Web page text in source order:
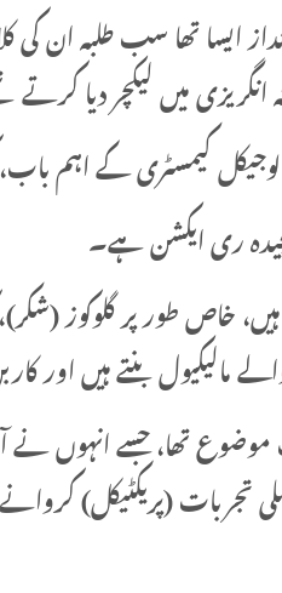
ایسا تھا سب طلبہ ان
میں لیکچر دیا
کیمسٹری کے اہم باب،
ری ایکشن ہے۔
خاص طور پر گلوکوز
مالیکیول بنتے ہیں اور
تھا، جسے انہوں نے
(پریکٹیکل)